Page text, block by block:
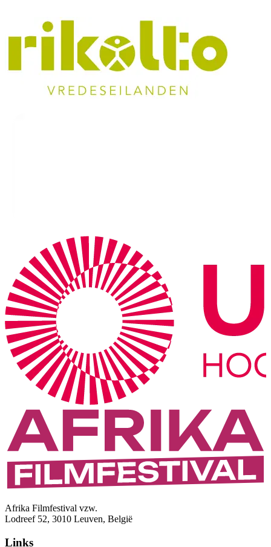
Afrika Filmfestival vzw.
Lodreef 52, 3010 Leuven, België
Links